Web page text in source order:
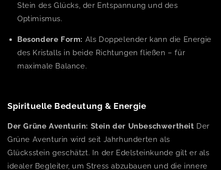
Stein des Glücks, der Entspannung und des
Optimismus.
Besondere Form: Als Doppelender kann die Energie
des Kristalls in beide Richtungen fließen – für
maximale Balance.
Spirituelle Bedeutung & Energie
Der Grüne Aventurin: Stein der Unbeschwertheit Der
Grüne Aventurin wird seit Jahrhunderten als
Glücksstein geschätzt. In der Edelsteinkunde gilt er als
idealer Begleiter, um Stress abzubauen und die innere